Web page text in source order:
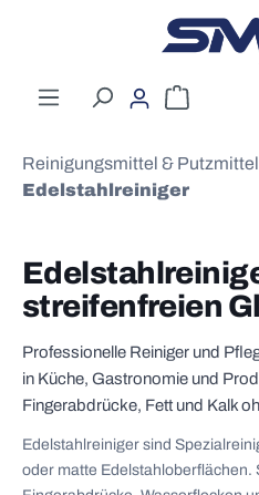
Zum Hauptinhalt springen
Reinigungsmittel & Putzmittel
Edelstahlreiniger
streifenfreien
Professionelle Reiniger und
in Küche, Gastronomie und
Fingerabdrücke, Fett und Kalk
Edelstahlreiniger sind
oder matte Edelstahloberflächen.